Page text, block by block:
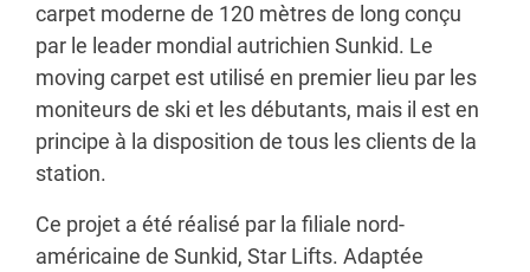
carpet moderne de 120 mètres de long conçu
par le leader mondial autrichien Sunkid. Le
moving carpet est utilisé en premier lieu par les
moniteurs de ski et les débutants, mais il est en
principe à la disposition de tous les clients de la
station.
Ce projet a été réalisé par la filiale nord-
américaine de Sunkid, Star Lifts. Adaptée